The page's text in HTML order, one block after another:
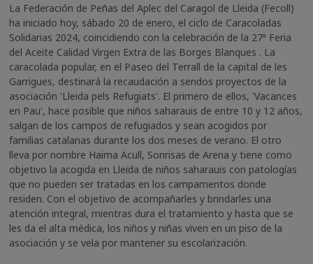
La Federación de Peñas del Aplec del Caragol de Lleida (Fecoll)
ha iniciado hoy, sábado 20 de enero, el ciclo de Caracoladas
Solidarias 2024, coincidiendo con la celebración de la 27ª Feria
del Aceite Calidad Virgen Extra de las Borges Blanques . La
caracolada popular, en el Paseo del Terrall de la capital de les
Garrigues, destinará la recaudación a sendos proyectos de la
asociación 'Lleida pels Refugiats'. El primero de ellos, 'Vacances
en Pau', hace posible que niños saharauis de entre 10 y 12 años,
salgan de los campos de refugiados y sean acogidos por
familias catalanas durante los dos meses de verano. El otro
lleva por nombre Haima Acull, Sonrisas de Arena y tiene como
objetivo la acogida en Lleida de niños saharauis con patologías
que no pueden ser tratadas en los campamentos donde
residen. Con el objetivo de acompañarles y brindarles una
atención integral, mientras dura el tratamiento y hasta que se
les da el alta médica, los niños y niñas viven en un piso de la
asociación y se vela por mantener su escolarización.